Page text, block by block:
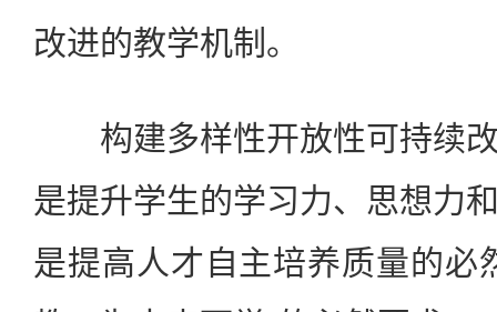
改进的教学机制。
构建多样性开放性可持续改
是提升学生的学习力、思想力
是提高人才自主培养质量的必